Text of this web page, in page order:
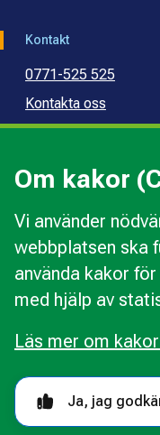
Om kakor
Vi använder
webbplatsen ska
använda kakor
med hjälp av
Ja, jag
Läs mer om
Kontakt
0771-525 525
Kontakta oss
Press
Kommunal budget-
Om webbplatsen
Behandling av